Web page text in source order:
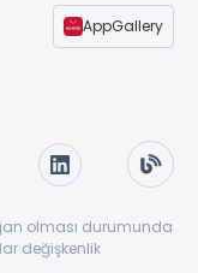
AppGallery
olması durumunda
değişkenlik